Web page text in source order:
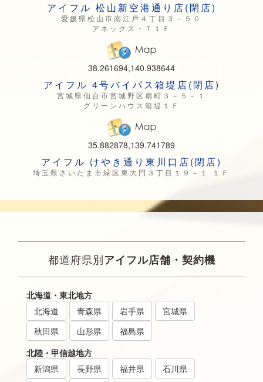
アイフル 松山新空港通り店(閉店)
愛媛県松山市南江戸４丁目３－５０
アネックス・Ｔ１Ｆ
38.261694,140.938644
アイフル 4号バイパス箱堤店(閉店)
宮城県仙台市宮城野区扇町３－５－１
グリーンハウス箱堤１Ｆ
35.882878,139.741789
アイフル けやき通り東川口店(閉店)
埼玉県さいたま市緑区東大門３丁目１９－１ １Ｆ
都道府県別アイフル店舗・契約機
北海道・東北地方
北海道
青森県 岩手県
宮城県
秋田県
山形県
福島県
北陸・甲信越地方
新潟県
長野県 福井県
石川県